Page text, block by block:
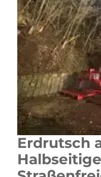
Erdrutsch
Halbseitige